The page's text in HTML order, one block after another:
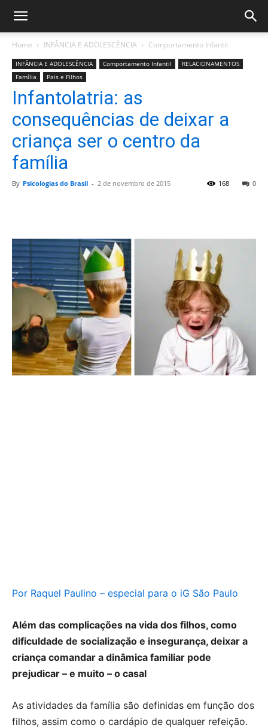
Home INFÂNCIA E ADOLESCÊNCIA Comportamento Infantil
INFÂNCIA E ADOLESCÊNCIA Comportamento Infantil
RELACIONAMENTOS
Família
Pais e Filhos
Infantolatria: as
consequências de deixar a
criança ser o centro da
família
By Psicologias do Brasil - 2 de novembro de 2015 0
168
Por Raquel Paulino – especial para o iG São Paulo
Além das complicações na vida dos filhos, como
dificuldade de socialização e insegurança, deixar a
criança comandar a dinâmica familiar pode
prejudicar – e muito – o casal
As atividades da família são definidas em função dos
filhos, assim como o cardápio de qualquer refeição.